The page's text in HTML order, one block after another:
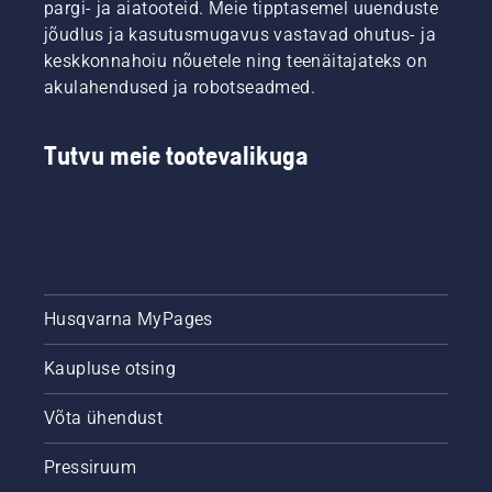
kõige
nõudlikumad
kasutajad.
Järgige
selles
lühivideos
toodud
kohta,
Kõigepealt
kontrollige
õlitaset.
Käivitage
kettsaag
pargi- ja aiatooteid. Meie tipptasemel uuenduste
jõudlus ja kasutusmugavus vastavad ohutus- ja
keskkonnahoiu nõuetele ning teenäitajateks on
akulahendused ja robotseadmed.
Tutvu meie tootevalikuga
Husqvarna MyPages
Kaupluse otsing
Võta ühendust
Pressiruum